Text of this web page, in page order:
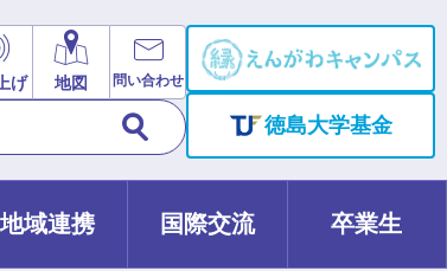
げ 地図 問い合わせ
徳島大学基金
地域連携 国際交流 卒業生